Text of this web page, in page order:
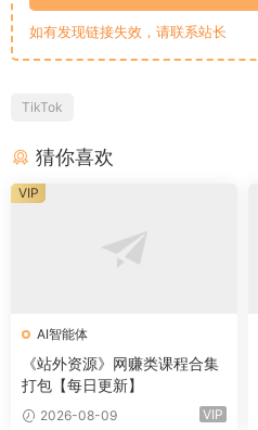
如有发现链接失效，请联系站长
TikTok
猜你喜欢
AI智能体
《站外资源》网赚类课程合集
打包【每日更新】
2026-08-09 VIP
VIP